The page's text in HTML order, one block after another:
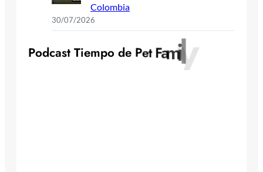
Colombia
30/07/2026
Podcast Tiempo de Pet Famil y